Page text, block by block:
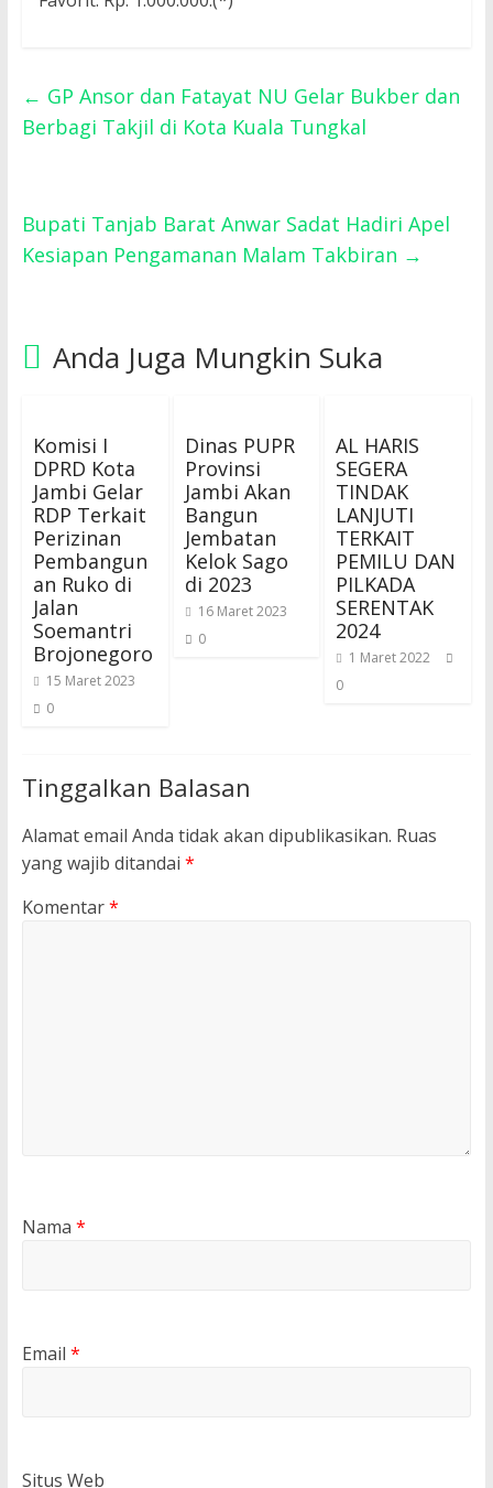
← GP Ansor dan Fatayat NU Gelar Bukber dan
Berbagi Takjil di Kota Kuala Tungkal
Bupati Tanjab Barat Anwar Sadat Hadiri Apel
Kesiapan Pengamanan Malam Takbiran →
Anda Juga Mungkin Suka
Komisi I
DPRD Kota
Jambi Gelar
RDP Terkait
Perizinan
Pembangun
an Ruko di
Jalan
Soemantri
Brojonegoro
15 Maret 2023
0
Dinas PUPR
Provinsi
Jambi Akan
Bangun
Jembatan
Kelok Sago
di 2023
16 Maret 2023
0
AL HARIS
SEGERA
TINDAK
LANJUTI
TERKAIT
PEMILU DAN
PILKADA
SERENTAK
2024
1 Maret 2022
0
Tinggalkan Balasan
Alamat email Anda tidak akan dipublikasikan. Ruas
yang wajib ditandai *
Komentar*
Nama *
Email *
Situs Web